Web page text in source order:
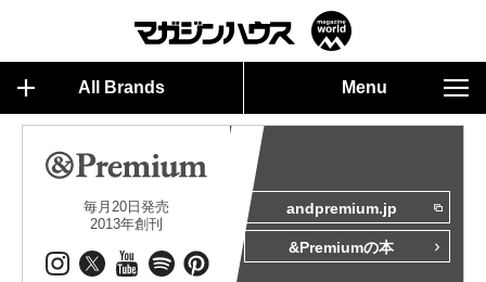
All Brands Menu
毎月20日発売
2013年創刊
andpremium.jp
&Premiumの本